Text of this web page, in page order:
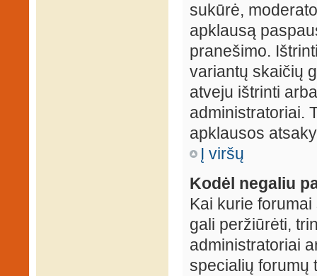
sukūrė,
apklausą
pranešimo.
variantų skaičių
atveju ištrinti
administratoriai.
apklausos
Į viršų
Kodėl negaliu
Kai kurie
gali peržiūrėti,
administratoriai
specialių forumų